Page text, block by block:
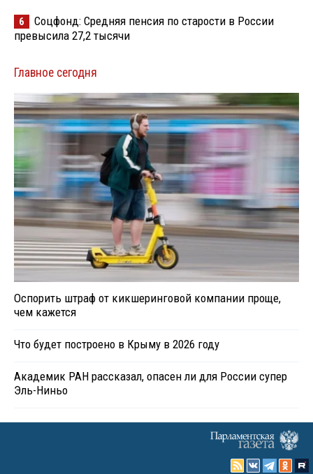
6
Соцфонд: Средняя пенсия по старости в России
превысила 27,2 тысячи
Главное сегодня
Оспорить штраф от кикшеринговой компании проще,
чем кажется
Что будет построено в Крыму в 2026 году
Академик РАН рассказал, опасен ли для России супер
Эль-Ниньо